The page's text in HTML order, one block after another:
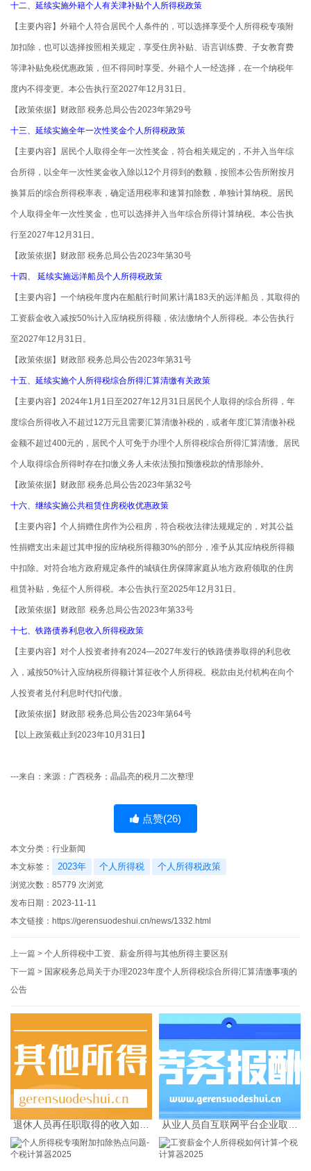
十二、延续实施外籍个人有关津补贴个人所得税政策
【主要内容】外籍个人符合居民个人条件的，可以选择享受个人所得税专项附
加扣除，也可以选择按照相关规定，享受住房补贴、语言训练费、子女教育费
等津补贴免税优惠政策，但不得同时享受。外籍个人一经选择，在一个纳税年
度内不得变更。本公告执行至2027年12月31日。
【政策依据】财政部 税务总局公告2023年第29号
十三、延续实施全年一次性奖金个人所得税政策
【主要内容】居民个人取得全年一次性奖金，符合相关规定的，不并入当年综
合所得，以全年一次性奖金收入除以12个月得到的数额，按照本公告所附按月
换算后的综合所得税率表，确定适用税率和速算扣除数，单独计算纳税。居民
个人取得全年一次性奖金，也可以选择并入当年综合所得计算纳税。本公告执
行至2027年12月31日。
【政策依据】财政部 税务总局公告2023年第30号
十四、 延续实施远洋船员个人所得税政策
【主要内容】一个纳税年度内在船航行时间累计满183天的远洋船员，其取得的
工资薪金收入减按50%计入应纳税所得额，依法缴纳个人所得税。本公告执行
至2027年12月31日。
【政策依据】财政部 税务总局公告2023年第31号
十五、延续实施个人所得税综合所得汇算清缴有关政策
【主要内容】2024年1月1日至2027年12月31日居民个人取得的综合所得，年
度综合所得收入不超过12万元且需要汇算清缴补税的，或者年度汇算清缴补税
金额不超过400元的，居民个人可免于办理个人所得税综合所得汇算清缴。居民
个人取得综合所得时存在扣缴义务人未依法预扣预缴税款的情形除外。
【政策依据】财政部 税务总局公告2023年第32号
十六、继续实施公共租赁住房税收优惠政策
【主要内容】个人捐赠住房作为公租房，符合税收法律法规规定的，对其公益
性捐赠支出未超过其申报的应纳税所得额30%的部分，准予从其应纳税所得额
中扣除。对符合地方政府规定条件的城镇住房保障家庭从地方政府领取的住房
租赁补贴，免征个人所得税。本公告执行至2025年12月31日。
【政策依据】财政部 税务总局公告2023年第33号
十七、铁路债券利息收入所得税政策
【主要内容】对个人投资者持有2024—2027年发行的铁路债券取得的利息收
入，减按50%计入应纳税所得额计算征收个人所得税。税款由兑付机构在向个
人投资者兑付利息时代扣代缴。
【政策依据】财政部 税务总局公告2023年第64号
【以上政策截止到2023年10月31日】
---来自：来源：广西税务；晶晶亮的税月二次整理
点赞(26)
本文分类： 行业新闻
本文标签：
2023年 个人所得税 个人所得税政策
浏览次数： 85779 次浏览
发布日期：2023-11-11
本文链接： https://gerensuodeshui.cn/news/1332.html
上一篇 > 个人所得税中工资、薪金所得与其他所得主要区别
下一篇 > 国家税务总局关于办理2023年度个人所得税综合所得汇算清缴事项的
公告
退休人员再任职取得的收入如何
从业人员自互联网平台企业取得
劳务报酬所得的个人所得税预扣
预缴计算方法